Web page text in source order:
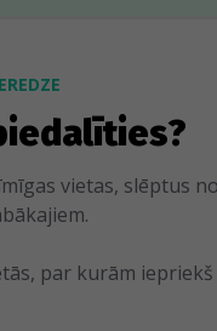
vietas, slēptus
par kurām